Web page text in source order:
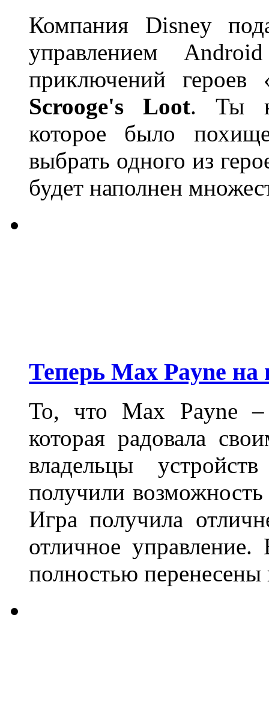
Компания Disney
управлением
приключений
Scrooge's Loot. Ты
которое было
выбрать одного из
будет наполнен
Теперь Max Payne
То, что Max Payne –
которая радовала
владельцы
получили возможность
Игра получила
отличное
полностью